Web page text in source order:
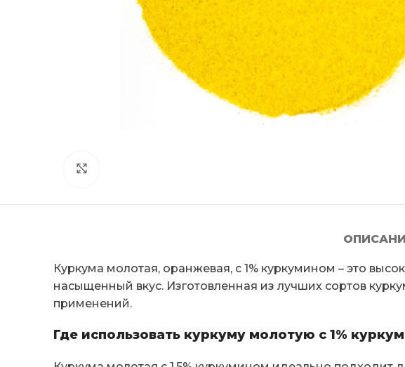
Куркума молотая, оранжевая, с 1% куркумином – это
насыщенный вкус. Изготовленная из лучших сортов
применений.
Где использовать куркуму молотую с 1%